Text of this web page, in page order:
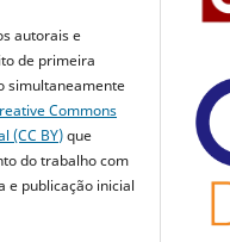
autorais e
de primeira
simultaneamente
Commons
(CC BY)que
do trabalho com
e publicação inicial